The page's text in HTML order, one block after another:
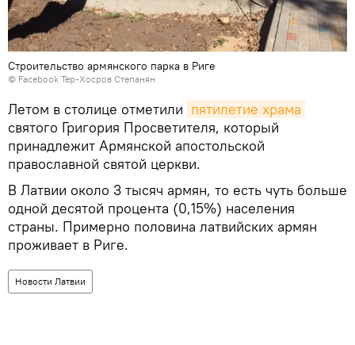
Строительство армянского парка в Риге
© Facebook Тер-Хосров Степанян
Летом в столице отметили пятилетие храма
святого Григория Просветителя, который
принадлежит Армянской апостольской
православной святой церкви.
В Латвии около 3 тысяч армян, то есть чуть больше
одной десятой процента (0,15%) населения
страны. Примерно половина латвийских армян
проживает в Риге.
Новости Латвии